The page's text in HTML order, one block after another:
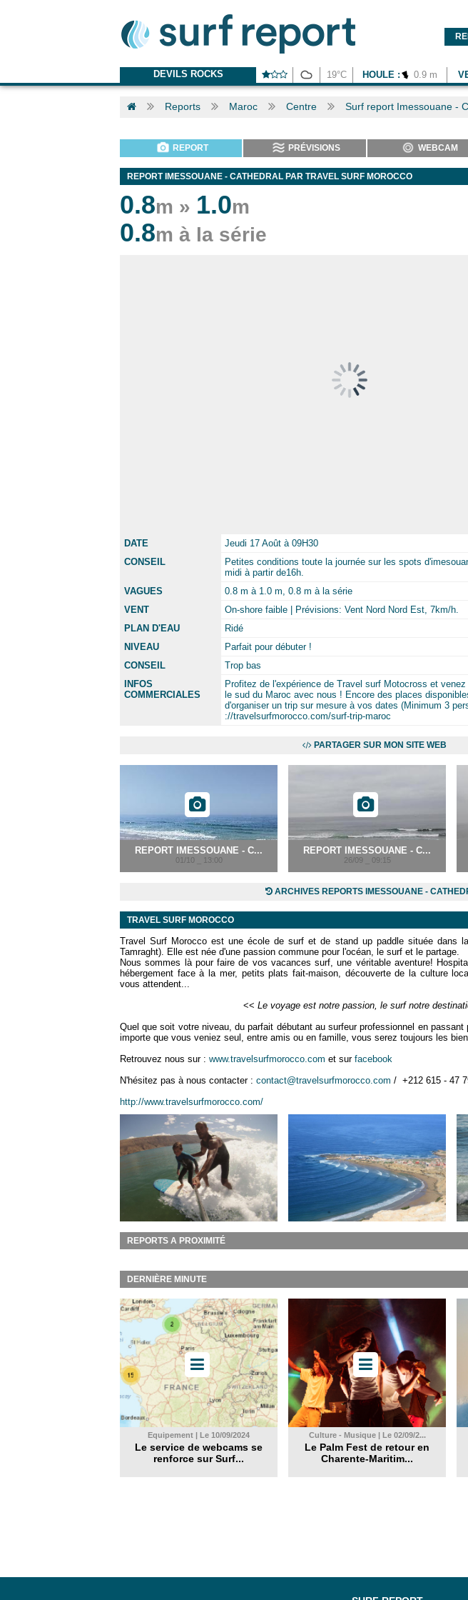
DEVILS ROCKS 19°C HOULE : 0.9 m
Reports Maroc Centre Surf report Imessouane -
REPORT PRÉVISIONS WEBCAM
REPORT IMESSOUANE - CATHEDRAL PAR TRAVEL SURF MOROCCO
0.8m » 1.0m
0.8m à la série
DATE
Jeudi 17 Août à 09H30
CONSEIL
Petites conditions toute la journée sur les spots
midi à partir de16h.
VAGUES
0.8 m à 1.0 m, 0.8 m à la série
VENT
On-shore faible | Prévisions: Vent Nord Nord Est, 7km/h.
PLAN D'EAU
Ridé
NIVEAU
Parfait pour débuter !
CONSEIL
Trop bas
INFOS
COMMERCIALES
Profitez de l'expérience de Travel surf Motocross et
le sud du Maroc avec nous ! Encore des places
d'organiser un trip sur mesure à vos dates (Minimum 3
://travelsurfmorocco.com/surf-trip-maroc
PARTAGER SUR MON SITE WEB
REPORT IMESSOUANE - C...
01/10 _ 13:00
REPORT IMESSOUANE - C...
26/09 _ 09:15
ARCHIVES REPORTS IMESSOUANE -
TRAVEL SURF MOROCCO
Travel Surf Morocco est une école de surf et de stand up paddle située dans
Tamraght). Elle est née d'une passion commune pour l'océan, le surf et le partage.
Nous sommes là pour faire de vos vacances surf, une véritable aventure!
hébergement face à la mer, petits plats fait-maison, découverte de la culture
vous attendent...
<< Le voyage est notre passion, le surf notre
Quel que soit votre niveau, du parfait débutant au surfeur professionnel en
importe que vous veniez seul, entre amis ou en famille, vous serez toujours les
Retrouvez nous sur : www.travelsurfmorocco.com et sur facebook
N'hésitez pas à nous contacter : contact@travelsurfmorocco.com / +212 615 - 47
http://www.travelsurfmorocco.com/
REPORTS A PROXIMITÉ
DERNIÈRE MINUTE
Equipement | Le 10/09/2024
Le service de webcams se
renforce sur Surf...
Culture - Musique | Le 02/09/2...
Le Palm Fest de retour en
Charente-Maritim...